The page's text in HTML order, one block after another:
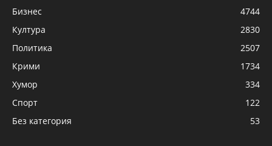
Бизнес
4744
Култура
2830
Политика
2507
Крими
1734
Хумор
334
Спорт
122
Без категория
53